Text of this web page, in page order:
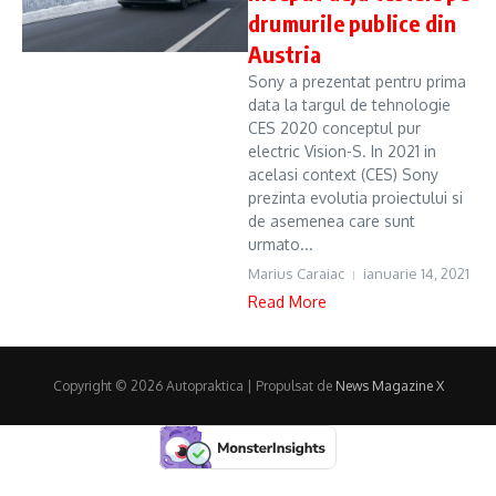
drumurile publice din
Austria
Sony a prezentat pentru prima
data la targul de tehnologie
CES 2020 conceptul pur
electric Vision-S. In 2021 in
acelasi context (CES) Sony
prezinta evolutia proiectului si
de asemenea care sunt
urmato...
Marius Caraiac ianuarie 14, 2021
Read More
Copyright © 2026 Autopraktica | Propulsat de News Magazine X